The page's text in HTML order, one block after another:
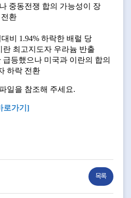
중동전쟁 합의 가능성이 장
환
비 1.94% 하락한 배럴 당
란 최고지도자 우라늄 반출
등했으나 미국과 이란의 합의
하락 전환
일을 참조해 주세요.
로가기 ]
목록